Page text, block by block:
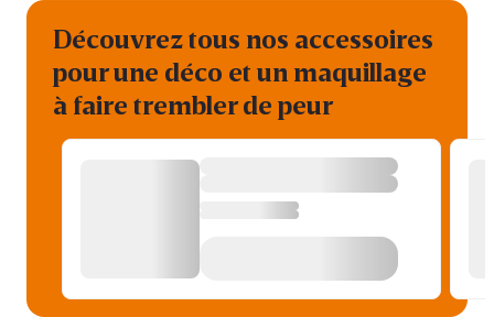
Découvrez tous nos accessoires
pour une déco et un maquillage
à faire trembler de peur